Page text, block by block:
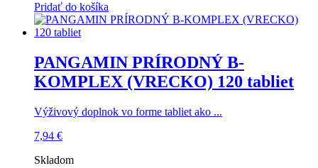
Pridať do košíka
PANGAMIN PRÍRODNÝ B-
KOMPLEX (VRECKO) 120 tabliet
Výživový doplnok vo forme tabliet ako ...
7,94 €
Skladom